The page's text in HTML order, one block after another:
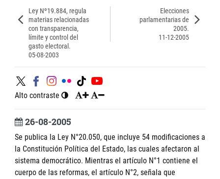
Ley Nº19.884, regula
materias relacionadas
con transparencia,
límite y control del
gasto electoral.
05-08-2003
Elecciones
parlamentarias de
2005.
11-12-2005
Alto contraste
26-08-2005
Se publica la Ley N°20.050, que incluye 54 modificaciones a
la Constitución Política del Estado, las cuales afectaron al
sistema democrático. Mientras el artículo N°1 contiene el
cuerpo de las reformas, el artículo N°2, señala que